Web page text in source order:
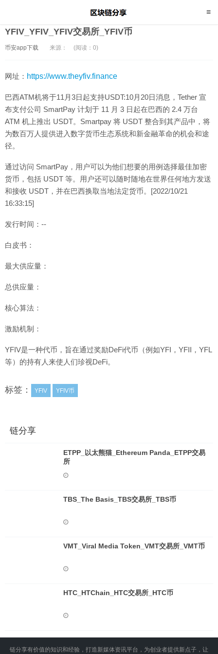
YFIV_YFIV_YFIV交易所_YFIV币
币安app下载 来源： (阅读：0)
网址： https://www.theyfiv.finance
巴西ATM机将于11月3日起支持USDT:10月20日消息，Tether 宣
布支付公司 SmartPay 计划于 11 月 3 日起在巴西的 2.4 万台
ATM 机上推出 USDT。Smartpay 将 USDT 整合到其产品中，将
为数百万人提供进入数字货币生态系统和新金融革命的机会和途
径。
通过访问 SmartPay，用户可以为他们想要的用例选择最佳加密
货币，包括 USDT 等。用户还可以随时随地在世界任何地方发送
和接收 USDT，并在巴西换取当地法定货币。[2022/10/21
16:33:15]
发行时间：--
白皮书：
最大供应量：
总供应量：
核心算法：
激励机制：
YFIV是一种代币，旨在通过奖励DeFi代币（例如YFI，YFII，YFL
等）的持有人来使人们珍视DeFi。
标签： YFIV YFIV币
链分享
ETPP_以太熊猫_Ethereum Panda_ETPP交易
所
TBS_The Basis_TBS交易所_TBS币
VMT_Viral Media Token_VMT交易所_VMT币
HTC_HTChain_HTC交易所_HTC币
链分享有价值的知识和经验，打造新媒体资讯平台，为创业者提供新点子，让